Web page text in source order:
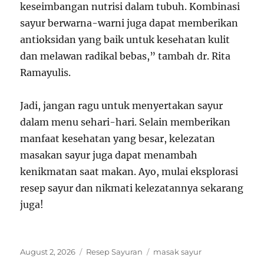
keseimbangan nutrisi dalam tubuh. Kombinasi
sayur berwarna-warni juga dapat memberikan
antioksidan yang baik untuk kesehatan kulit
dan melawan radikal bebas,” tambah dr. Rita
Ramayulis.
Jadi, jangan ragu untuk menyertakan sayur
dalam menu sehari-hari. Selain memberikan
manfaat kesehatan yang besar, kelezatan
masakan sayur juga dapat menambah
kenikmatan saat makan. Ayo, mulai eksplorasi
resep sayur dan nikmati kelezatannya sekarang
juga!
Posted
August 2, 2026 Categories
Resep Sayuran Tags
masak sayur